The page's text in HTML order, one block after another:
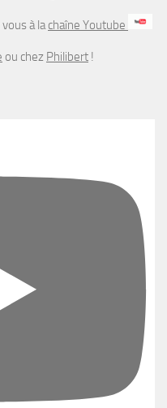
à lachaîne Youtube
ou chez Philibert !